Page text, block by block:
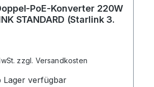
PoE-Konverter 220W
STANDARD (Starlink 3.
zzgl. Versandkosten
Lager verfügbar